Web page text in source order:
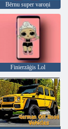
Bērnu super varoņi
Finierzāģis Lol